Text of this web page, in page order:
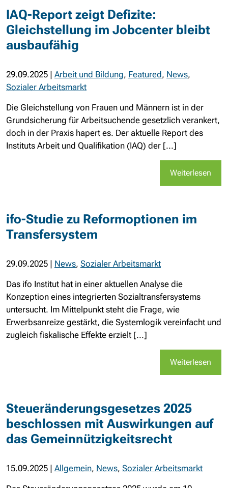
IAQ-Report zeigt Defizite:
Gleichstellung im Jobcenter bleibt
ausbaufähig
29.09.2025 | Arbeit und Bildung, Featured, News,
Sozialer Arbeitsmarkt
Die Gleichstellung von Frauen und Männern ist in der
Grundsicherung für Arbeitsuchende gesetzlich verankert,
doch in der Praxis hapert es. Der aktuelle Report des
Instituts Arbeit und Qualifikation (IAQ) der [...]
Weiterlesen
ifo-Studie zu Reformoptionen im
Transfersystem
29.09.2025 | News, Sozialer Arbeitsmarkt
Das ifo Institut hat in einer aktuellen Analyse die
Konzeption eines integrierten Sozialtransfersystems
untersucht. Im Mittelpunkt steht die Frage, wie
Erwerbsanreize gestärkt, die Systemlogik vereinfacht und
zugleich fiskalische Effekte erzielt [...]
Weiterlesen
Steueränderungsgesetzes 2025
beschlossen mit Auswirkungen auf
das Gemeinnützigkeitsrecht
15.09.2025 | Allgemein, News, Sozialer Arbeitsmarkt